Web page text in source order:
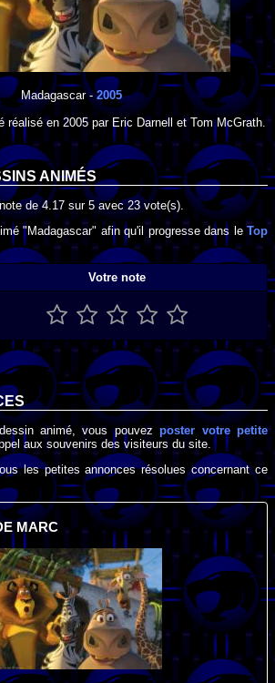
Madagascar-2005
réalisé en 2005 par Eric Darnell etTom McGrath
ANIMÉS
de4.17 sur5avec23vote(s).
"Madagascar" afin qu'il progresse dans le Top
Votre note
animé, vous pouvezposter votre petite
aux souvenirs des visiteurs du site.
les petites annonces résolues concernant ce
MARC